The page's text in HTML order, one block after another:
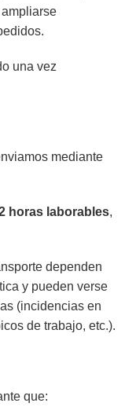
una vez
mediante
horas laborables,
dependen
y pueden verse
(incidencias en
de trabajo, etc.).
que: